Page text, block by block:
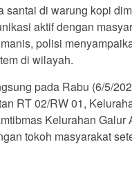
santai di warung kopi
aktif dengan
polisi
di wilayah.
pada Rabu (6/5/
RT 02/RW 01,
Kelurahan
tokoh masyarakat